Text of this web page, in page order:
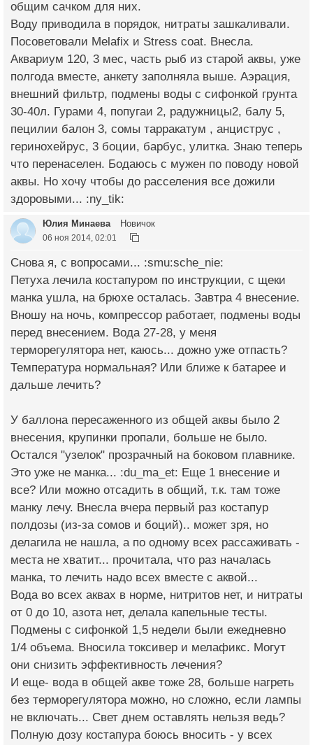
общим сачком для них.
Воду приводила в порядок, нитраты зашкаливали.
Посоветовали Melafix и Stress coat. Внесла.
Аквариум 120, 3 мес, часть рыб из старой аквы, уже
полгода вместе, анкету заполняла выше. Аэрация,
внешний фильтр, подмены воды с сифонкой грунта
30-40л. Гурами 4, попугаи 2, радужницы2, балу 5,
пецилии балон 3, сомы тарракатум , анциструс ,
геринохейрус, 3 боции, барбус, улитка. Знаю теперь
что перенаселен. Бодаюсь с мужен по поводу новой
аквы. Но хочу чтобы до расселения все дожили
здоровыми... :ny_tik:
Юлия Минаева Новичок
06 ноя 2014, 02:01
Снова я, с вопросами... :smu:sche_nie:
Петуха лечила костапуром по инструкции, с щеки
манка ушла, на брюхе осталась. Завтра 4 внесение.
Вношу на ночь, компрессор работает, подмены воды
перед внесением. Вода 27-28, у меня
терморегулятора нет, каюсь... дожно уже отпасть?
Температура нормальная? Или ближе к батарее и
дальше лечить?
У баллона пересаженного из общей аквы было 2
внесения, крупинки пропали, больше не было.
Остался "узелок" прозрачный на боковом плавнике.
Это уже не манка... :du_ma_et: Еще 1 внесение и
все? Или можно отсадить в общий, т.к. там тоже
манку лечу. Внесла вчера первый раз костапур
полдозы (из-за сомов и боций).. может зря, но
делагила не нашла, а по одному всех рассаживать -
места не хватит... прочитала, что раз началась
манка, то лечить надо всех вместе с аквой...
Вода во всех аквах в норме, нитритов нет, и нитраты
от 0 до 10, азота нет, делала капельные тесты.
Подмены с сифонкой 1,5 недели были ежедневно
1/4 объема. Вносила токсивер и мелафикс. Могут
они снизить эффективность лечения?
И еще- вода в общей акве тоже 28, больше нагреть
без терморегулятора можно, но сложно, если лампы
не включать... Свет днем оставлять нельзя ведь?
Полную дозу костапура боюсь вносить - у всех